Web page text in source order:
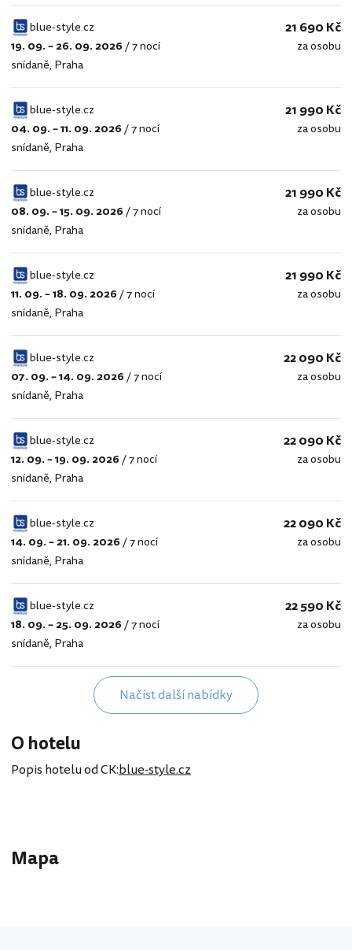
blue-
style.cz
blue-style.cz
19. 09. – 26. 09. 2026/7 nocí
snídaně, Praha
21 690 Kč
za osobu
blue-
style.cz
blue-style.cz
04. 09. – 11. 09. 2026/7 nocí
snídaně, Praha
21 990 Kč
za osobu
blue-
style.cz
blue-style.cz
08. 09. – 15. 09. 2026/7 nocí
snídaně, Praha
21 990 Kč
za osobu
blue-
style.cz
blue-style.cz
11. 09. – 18. 09. 2026/7 nocí
snídaně, Praha
21 990 Kč
za osobu
blue-
style.cz
blue-style.cz
07. 09. – 14. 09. 2026/7 nocí
snídaně, Praha
22 090 Kč
za osobu
blue-
style.cz
blue-style.cz
12. 09. – 19. 09. 2026/7 nocí
snídaně, Praha
22 090 Kč
za osobu
blue-
style.cz
blue-style.cz
14. 09. – 21. 09. 2026/7 nocí
snídaně, Praha
22 090 Kč
za osobu
blue-
style.cz
blue-style.cz
18. 09. – 25. 09. 2026/7 nocí
snídaně, Praha
22 590 Kč
za osobu
Načíst další nabídky
O hotelu
Popis hotelu od CK:blue-style.cz
Mapa